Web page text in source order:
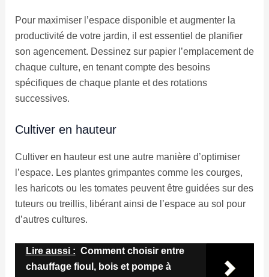
Pour maximiser l’espace disponible et augmenter la
productivité de votre jardin, il est essentiel de planifier
son agencement. Dessinez sur papier l’emplacement de
chaque culture, en tenant compte des besoins
spécifiques de chaque plante et des rotations
successives.
Cultiver en hauteur
Cultiver en hauteur est une autre manière d’optimiser
l’espace. Les plantes grimpantes comme les courges,
les haricots ou les tomates peuvent être guidées sur des
tuteurs ou treillis, libérant ainsi de l’espace au sol pour
d’autres cultures.
Lire aussi : Comment choisir entre
chauffage fioul, bois et pompe à